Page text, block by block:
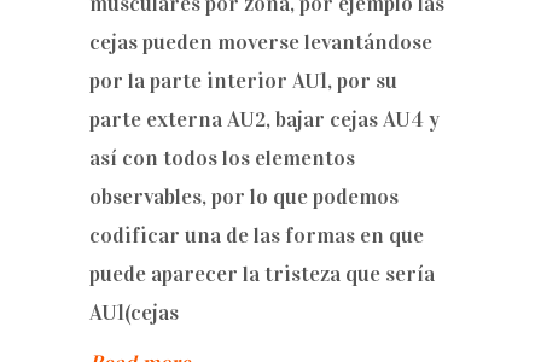
cejas pueden moverse levantándose
por la parte interior AU1, por su
parte externa AU2, bajar cejas AU4 y
así con todos los elementos
observables, por lo que podemos
codificar una de las formas en que
puede aparecer la tristeza que sería
AU1(cejas